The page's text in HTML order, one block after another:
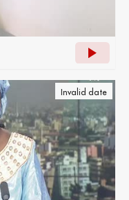
Invalid date